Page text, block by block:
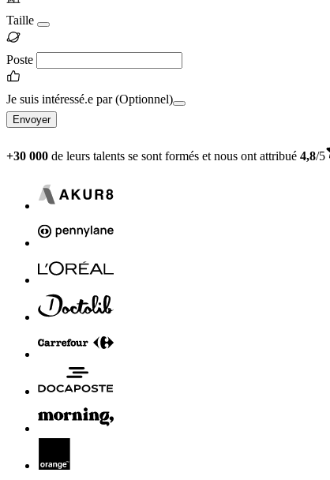
Taille
Poste
Je suis intéressé.e par(Optionnel)
Envoyer
+30 000 de leurs talents se sont formés et nous ont attribué 4,8/5